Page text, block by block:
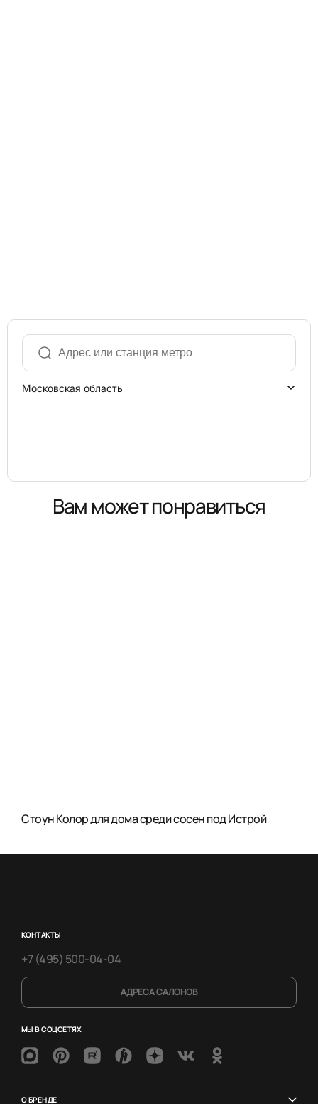
Московская область
Вам может понравиться
Стоун Колор для дома среди сосен под Истрой
КОНТАКТЫ
+7 (495) 500-04-04
АДРЕСА САЛОНОВ
МЫ В СОЦСЕТЯХ
О БРЕНДЕ